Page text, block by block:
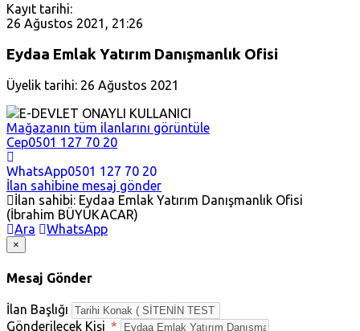
Kayıt tarihi:
26 Ağustos 2021, 21:26
Eydaa Emlak Yatırım Danışmanlık Ofisi
Üyelik tarihi: 26 Ağustos 2021
E-DEVLET ONAYLI KULLANICI
Mağazanın tüm ilanlarını görüntüle
Cep0501 127 70 20
WhatsApp0501 127 70 20
İlan sahibine mesaj gönder
İlan sahibi: Eydaa Emlak Yatırım Danışmanlık Ofisi
(İbrahim BÜYÜKACAR)
Ara
WhatsApp
×
Mesaj Gönder
İlan Başlığı
Gönderilecek Kişi *